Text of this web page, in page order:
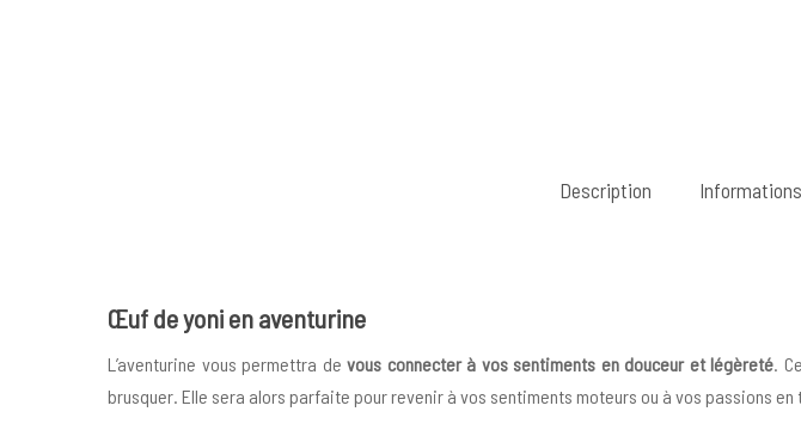
Description
Œufde yoni en aventurine
L’aventurine vous permettra devous connecter à vos sentiments en douceur et légèreté.
brusquer. Elle sera alors parfaite pour revenir à vos sentiments moteurs ou à vos passions